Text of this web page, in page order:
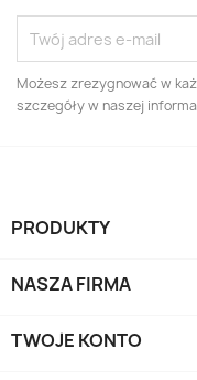
Możesz zrezygnować w
szczegóły w naszej
PRODUKTY
NASZA FIRMA
TWOJE KONTO